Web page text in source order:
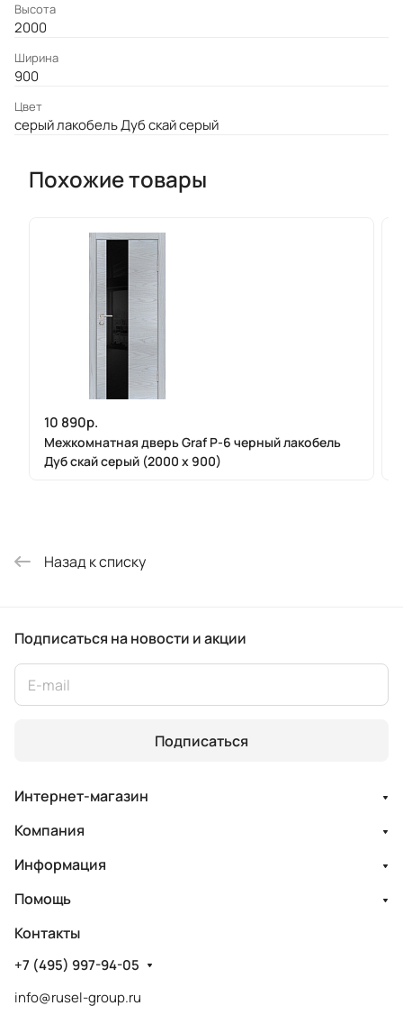
Высота
2000
Ширина
900
Цвет
серый лакобель Дуб скай серый
Похожие товары
10 890р.
Межкомнатная дверь Graf P-6 черный лакобель
Дуб скай серый (2000 х 900)
Назад к списку
Подписаться на новости и акции
Подписаться
Интернет-магазин
Компания
Информация
Помощь
Контакты
+7 (495) 997-94-05
info@rusel-group.ru